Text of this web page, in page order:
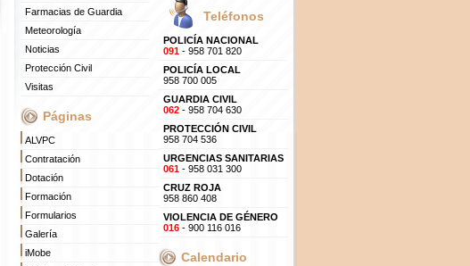
Farmacias de Guardia
Meteorología
Noticias
Protección Civil
Visitas
Páginas
ALVPC
Contratación
Dotación
Formación
Formularios
Galería
iMobe
Teléfonos
POLICÍA NACIONAL
091- 958 701 820
POLICÍA LOCAL
958 700 005
GUARDIA CIVIL
062- 958 704 630
PROTECCIÓN CIVIL
958 704 536
URGENCIAS SANITARIAS
061- 958 031 300
CRUZ ROJA
958 860 408
VIOLENCIA DE GÉNERO
016- 900 116 016
Calendario